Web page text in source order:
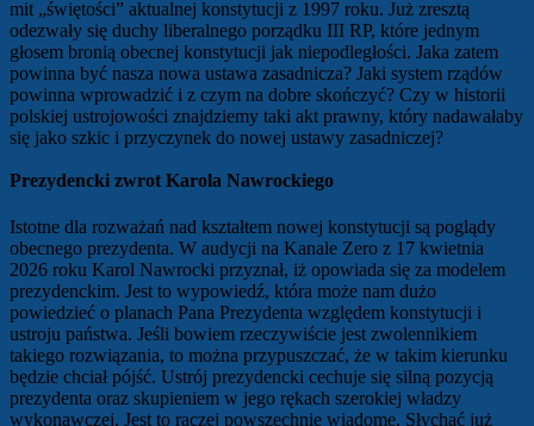
mit „świętości” aktualnej konstytucji z 1997 roku. Już zresztą
odezwały się duchy liberalnego porządku III RP, które jednym
głosem bronią obecnej konstytucji jak niepodległości. Jaka zatem
powinna być nasza nowa ustawa zasadnicza? Jaki system rządów
powinna wprowadzić i z czym na dobre skończyć? Czy w historii
polskiej ustrojowości znajdziemy taki akt prawny, który nadawałaby
się jako szkic i przyczynek do nowej ustawy zasadniczej?
Prezydencki zwrot Karola Nawrockiego
Istotne dla rozważań nad kształtem nowej konstytucji są poglądy
obecnego prezydenta. W audycji na Kanale Zero z 17 kwietnia
2026 roku Karol Nawrocki przyznał, iż opowiada się za modelem
prezydenckim. Jest to wypowiedź, która może nam dużo
powiedzieć o planach Pana Prezydenta względem konstytucji i
ustroju państwa. Jeśli bowiem rzeczywiście jest zwolennikiem
takiego rozwiązania, to można przypuszczać, że w takim kierunku
będzie chciał pójść. Ustrój prezydencki cechuje się silną pozycją
prezydenta oraz skupieniem w jego rękach szerokiej władzy
wykonawczej. Jest to raczej powszechnie wiadome. Słychać już